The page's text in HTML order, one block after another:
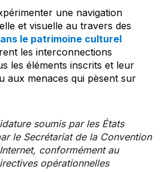
une navigation
et visuelle au travers des
le patrimoine culturel
les interconnections
les éléments inscrits et leur
aux menaces qui pèsent sur
soumis par les États
le Secrétariat de la Convention
conformément au
opérationnelles